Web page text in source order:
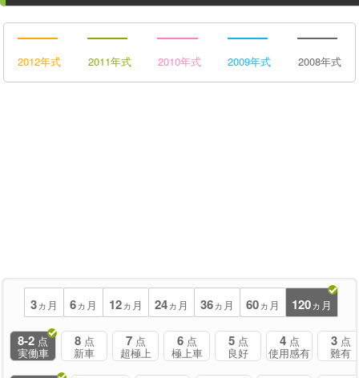
2012年式 2011年式 2010年式 2009年式 2008年式
3ヵ月 6ヵ月 12ヵ月 24ヵ月 36ヵ月 60ヵ月 120ヵ月
8-2 点
実働車
8 点
新車
7 点
超極上
6 点
極上車
5 点
良好
4 点
使用感有
3 点
難有